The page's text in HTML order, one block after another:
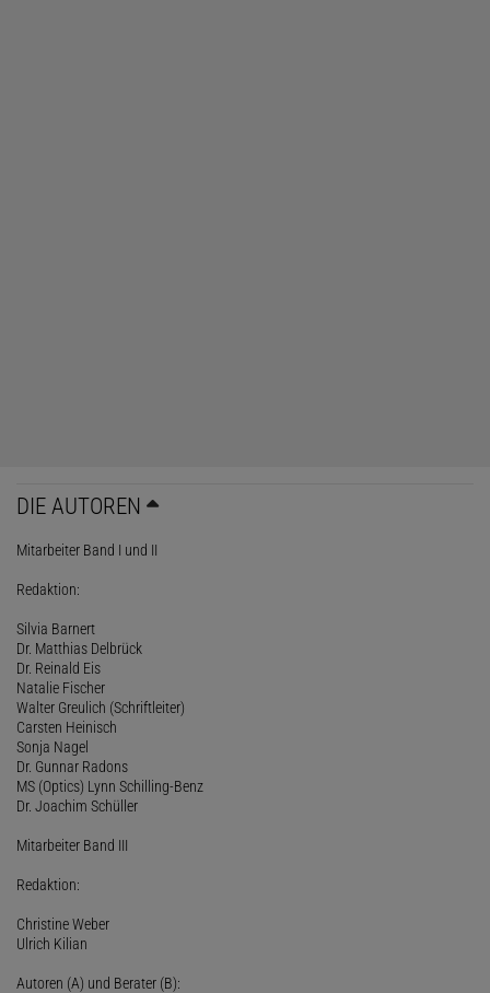
DIE AUTOREN
Mitarbeiter Band I und II
Redaktion:
Silvia Barnert
Dr. Matthias Delbrück
Dr. Reinald Eis
Natalie Fischer
Walter Greulich (Schriftleiter)
Carsten Heinisch
Sonja Nagel
Dr. Gunnar Radons
MS (Optics) Lynn Schilling-Benz
Dr. Joachim Schüller
Mitarbeiter Band III
Redaktion:
Christine Weber
Ulrich Kilian
Autoren (A) und Berater (B):